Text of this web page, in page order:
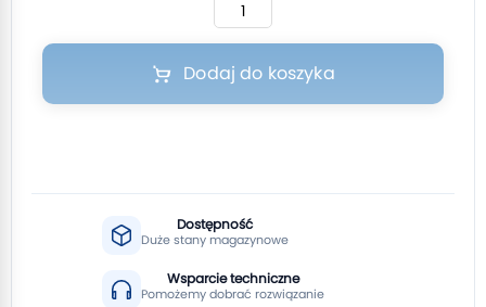
Dodaj do koszyka
Dostępność
Duże stany magazynowe
Wsparcie techniczne
Pomożemy dobrać rozwiązanie